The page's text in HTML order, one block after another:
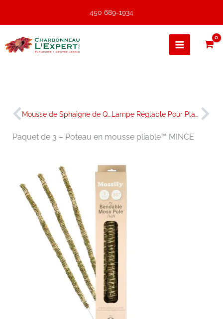
contenu
450 689-1934
Précédent Mousse de Sphaigne de Qualité Supérieure Lampe Réglable Pour Plantes
Paquet de 3 – Poteau en mousse pliable™ MINCE